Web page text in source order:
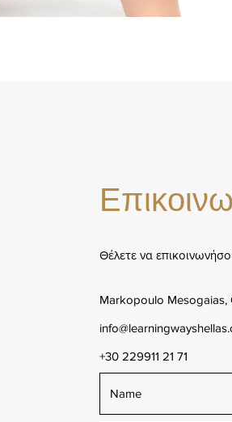
Θέλετε να
Markopoulo Mesogaias,
+30 229911 21 71